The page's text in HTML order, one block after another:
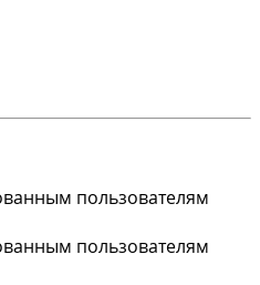
пользователям
пользователям